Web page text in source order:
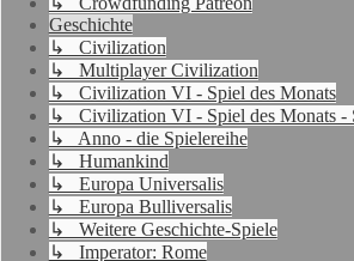
Geschichte
↳ Civilization
↳ Multiplayer Civilization
↳ Civilization VI - Spiel des Monats
↳ Civilization VI - Spiel des Monats -
↳ Anno - die Spielereihe
↳ Humankind
↳ Europa Universalis
↳ Europa Bulliversalis
↳ Weitere Geschichte-Spiele
↳ Imperator: Rome